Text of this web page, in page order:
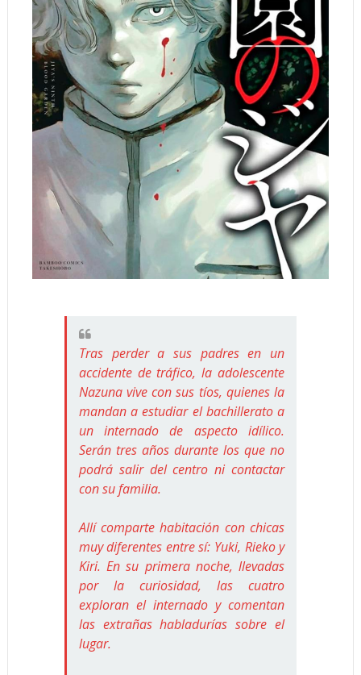
Tras perder a sus padres en un
accidente de tráfico, la adolescente
Nazuna vive con sus tíos, quienes la
mandan a estudiar el bachillerato a
un internado de aspecto idílico.
Serán tres años durante los que no
podrá salir del centro ni contactar
con su familia.
Allí comparte habitación con chicas
muy diferentes entre sí: Yuki, Rieko y
Kiri. En su primera noche, llevadas
por la curiosidad, las cuatro
exploran el internado y comentan
las extrañas habladurías sobre el
lugar.